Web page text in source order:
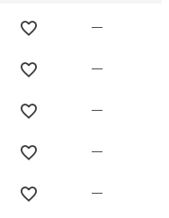
—
—
—
—
—